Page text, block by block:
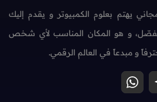
يهتم بعلوم الكمبيوتر و يقدم إليك
و هو المكان المناسب لأي شخص
و مبدعاً في العالم الرقمي.